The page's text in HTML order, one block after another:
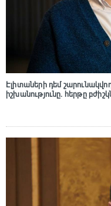
Էլիտաների դեմ
իշխանությունը. հերթը